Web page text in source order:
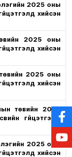
2025 оны
хийсэн
2025 оны
хийсэн
2025 оны
хийсэн
төвийн 2025
гүйцэтгэлд
2025 оны
хийсэн